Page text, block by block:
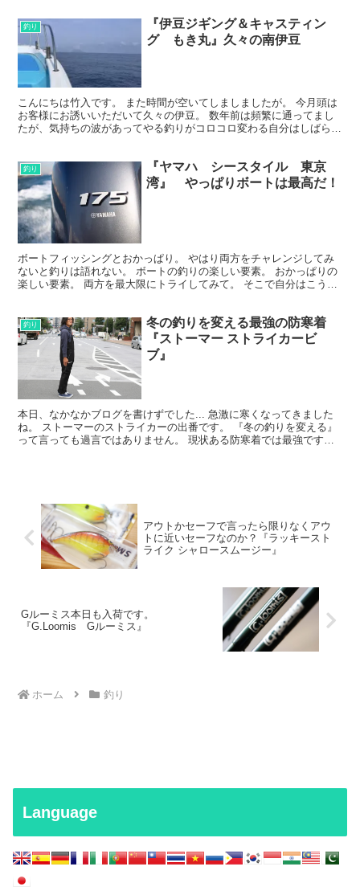
釣り
『伊豆ジギング＆キャスティン
グ もき丸』久々の南伊豆
こんにちは竹入です。 また時間が空いてしましましたが。 今月頭は
お客様にお誘いいただいて久々の伊豆。 数年前は頻繁に通ってまし
たが、気持ちの波があってやる釣りがコロコロ変わる自分はしばらく
釣り
『ヤマハ シースタイル 東京
湾』 やっぱりボートは最高だ！
ボートフィッシングとおかっぱり。 やはり両方をチャレンジしてみ
ないと釣りは語れない。 ボートの釣りの楽しい要素。 おかっぱりの
楽しい要素。 両方を最大限にトライしてみて。 そこで自分はこう思
釣り
冬の釣りを変える最強の防寒着
『ストーマー ストライカービ
ブ』
本日、なかなかブログを書けずでした... 急激に寒くなってきました
ね。 ストーマーのストライカーの出番です。 『冬の釣りを変える』
って言っても過言ではありません。 現状ある防寒着では最強です！
アウトかセーフで言ったら限りなくアウ
トに近いセーフなのか？『ラッキースト
ライク シャロースムージー』
Gルーミス本日も入荷です。
『G.Loomis Gルーミス』
ホーム 釣り
Language